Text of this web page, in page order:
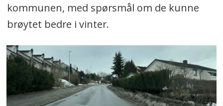
kommunen, med spørsmål om de kunne
brøytet bedre i vinter.